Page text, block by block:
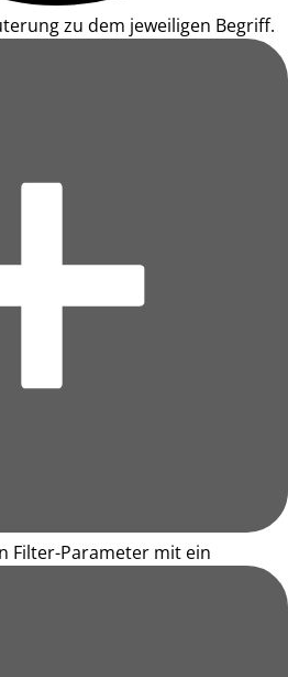
zu dem jeweiligen Begriff.
Filter-Parameter mit ein